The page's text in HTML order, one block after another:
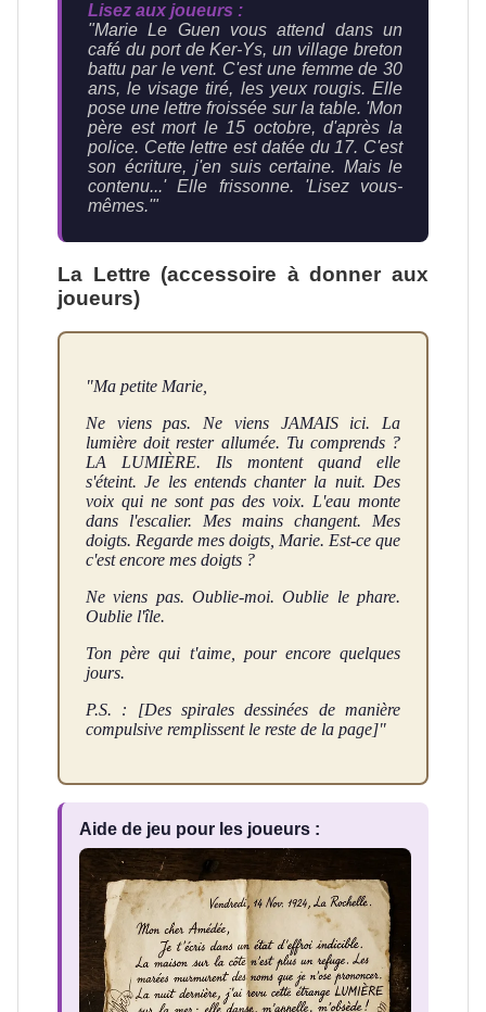
Lisez aux joueurs :
"Marie Le Guen vous attend dans un
café du port de Ker-Ys, un village breton
battu par le vent. C'est une femme de 30
ans, le visage tiré, les yeux rougis. Elle
pose une lettre froissée sur la table. 'Mon
père est mort le 15 octobre, d'après la
police. Cette lettre est datée du 17. C'est
son écriture, j'en suis certaine. Mais le
contenu...' Elle frissonne. 'Lisez vous-
mêmes.'"
La Lettre (accessoire à donner aux
joueurs)
"Ma petite Marie,
Ne viens pas. Ne viens JAMAIS ici. La
lumière doit rester allumée. Tu comprends ?
LA LUMIÈRE. Ils montent quand elle
s'éteint. Je les entends chanter la nuit. Des
voix qui ne sont pas des voix. L'eau monte
dans l'escalier. Mes mains changent. Mes
doigts. Regarde mes doigts, Marie. Est-ce que
c'est encore mes doigts ?
Ne viens pas. Oublie-moi. Oublie le phare.
Oublie l'île.
Ton père qui t'aime, pour encore quelques
jours.
P.S. : [Des spirales dessinées de manière
compulsive remplissent le reste de la page]"
Aide de jeu pour les joueurs :